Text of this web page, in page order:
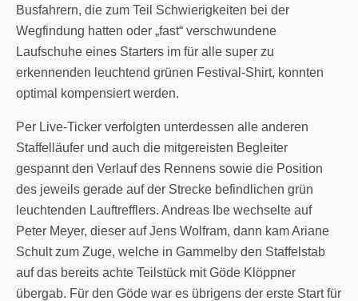
Busfahrern, die zum Teil Schwierigkeiten bei der
Wegfindung hatten oder „fast“ verschwundene
Laufschuhe eines Starters im für alle super zu
erkennenden leuchtend grünen Festival-Shirt, konnten
optimal kompensiert werden.
Per Live-Ticker verfolgten unterdessen alle anderen
Staffelläufer und auch die mitgereisten Begleiter
gespannt den Verlauf des Rennens sowie die Position
des jeweils gerade auf der Strecke befindlichen grün
leuchtenden Lauftrefflers. Andreas Ibe wechselte auf
Peter Meyer, dieser auf Jens Wolfram, dann kam Ariane
Schult zum Zuge, welche in Gammelby den Staffelstab
auf das bereits achte Teilstück mit Göde Klöppner
übergab. Für den Göde war es übrigens der erste Start für